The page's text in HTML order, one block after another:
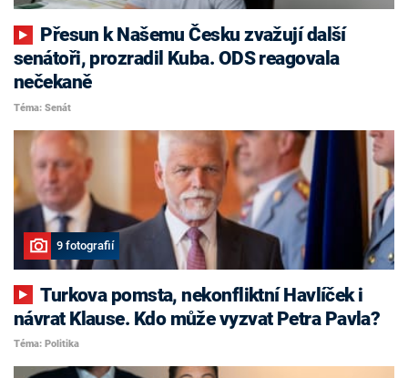
senátoři, prozradil Kuba. ODS reagovala
nečekaně
Téma: Senát
9 fotografií
Turkova pomsta, nekonfliktní Havlíček i
návrat Klause. Kdo může vyzvat Petra Pavla?
Téma: Politika